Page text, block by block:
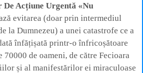
Acțiune Urgentă «Nu
evitarea (doar prin intermediul
la Dumnezeu) a unei catastrofe ce a
înfățișată printr-o înfricoșătoare
de oameni, de către Fecioara
și al manifestărilor ei miraculoase